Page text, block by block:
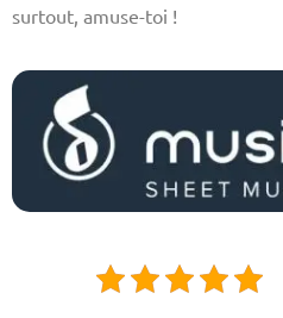
surtout, amuse-toi !